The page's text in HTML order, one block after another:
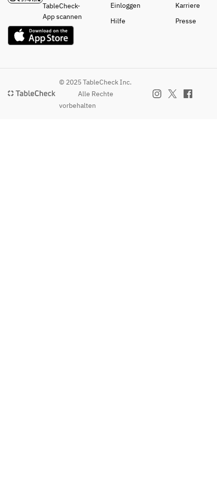
TableCheck-
App scannen
Einloggen
Hilfe
Karriere
Presse
© 2025 TableCheck Inc.
Alle Rechte
vorbehalten